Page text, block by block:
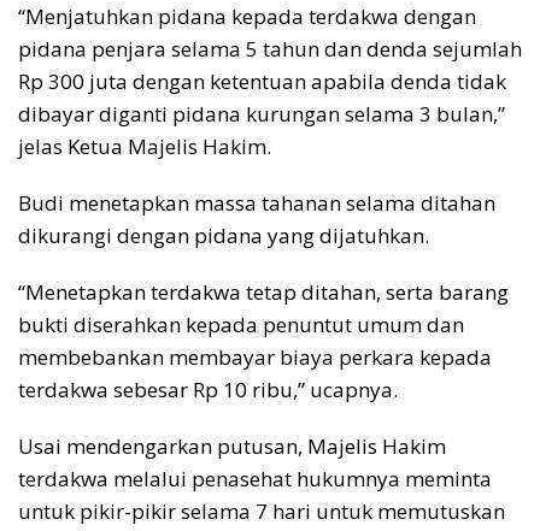
“Menjatuhkan pidana kepada terdakwa dengan
pidana penjara selama 5 tahun dan denda sejumlah
Rp 300 juta dengan ketentuan apabila denda tidak
dibayar diganti pidana kurungan selama 3 bulan,”
jelas Ketua Majelis Hakim.
Budi menetapkan massa tahanan selama ditahan
dikurangi dengan pidana yang dijatuhkan.
“Menetapkan terdakwa tetap ditahan, serta barang
bukti diserahkan kepada penuntut umum dan
membebankan membayar biaya perkara kepada
terdakwa sebesar Rp 10 ribu,” ucapnya.
Usai mendengarkan putusan, Majelis Hakim
terdakwa melalui penasehat hukumnya meminta
untuk pikir-pikir selama 7 hari untuk memutuskan